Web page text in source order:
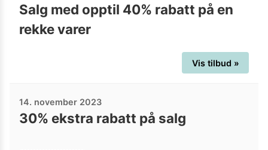
Salg med opptil 40% rabatt på en
rekke varer
Vis tilbud »
14. november 2023
30% ekstra rabatt på salg